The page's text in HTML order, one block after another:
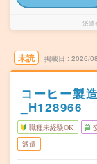
派遣
未読 掲載日 2026/
コーヒー製
_H128966
職種未経験OK
派遣